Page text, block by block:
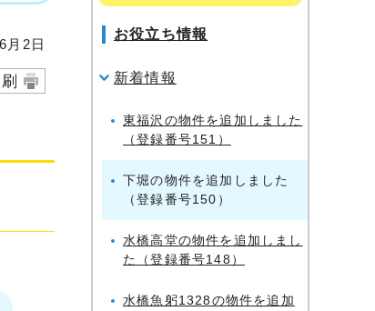
2日
お役立ち情報
新着情報
東福沢の物件を追加しました
（登録番号151）
下堀の物件を追加しました
（登録番号150）
水橋高堂の物件を追加しまし
た（登録番号148）
水橋魚躬1328の物件を追加